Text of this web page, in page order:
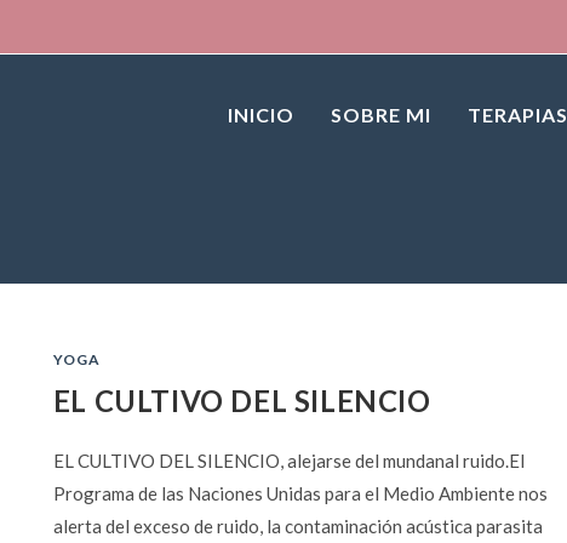
INICIO SOBRE MI TERAPIAS
YOGA
EL CULTIVO DEL SILENCIO
EL CULTIVO DEL SILENCIO, alejarse del mundanal ruido.El
Programa de las Naciones Unidas para el Medio Ambiente nos
alerta del exceso de ruido, la contaminación acústica parasita